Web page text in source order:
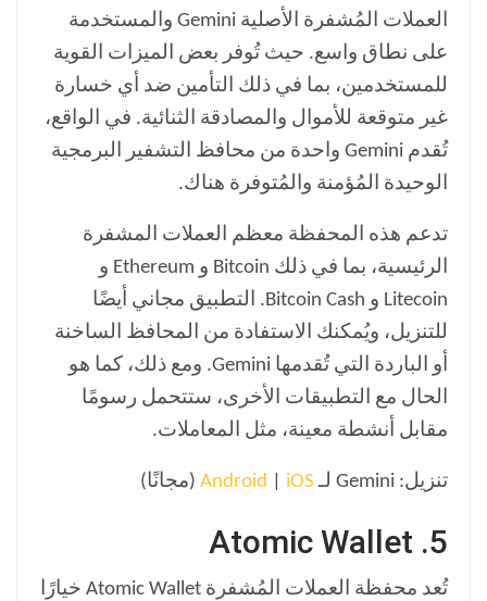
العملات المُشفرة الأصلية Gemini والمستخدمة
على نطاق واسع. حيث تُوفر بعض الميزات القوية
للمستخدمين، بما في ذلك التأمين ضد أي خسارة
غير متوقعة للأموال والمصادقة الثنائية. في الواقع،
تُقدم Gemini واحدة من محافظ التشفير البرمجية
الوحيدة المُؤمنة والمُتوفرة هناك.
تدعم هذه المحفظة معظم العملات المشفرة
الرئيسية، بما في ذلك Bitcoin و Ethereum و
Litecoin و Bitcoin Cash. التطبيق مجاني أيضًا
للتنزيل، ويُمكنك الاستفادة من المحافظ الساخنة
أو الباردة التي تُقدمها Gemini. ومع ذلك، كما هو
الحال مع التطبيقات الأخرى، ستتحمل رسومًا
مقابل أنشطة معينة، مثل المعاملات.
تنزيل: Gemini لـ Android iOS (مجانًا)
5. Atomic Wallet
تُعد محفظة العملات المُشفرة Atomic Wallet خيارًا